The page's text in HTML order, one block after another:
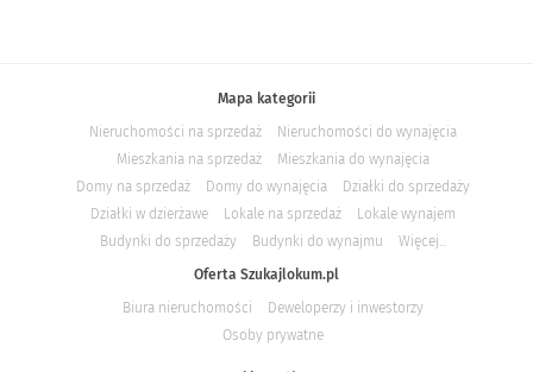
Mapa kategorii
Nieruchomości na sprzedaż
Nieruchomości do wynajęcia
Mieszkania na sprzedaż
Mieszkania do wynajęcia
Domy na sprzedaż
Domy do wynajęcia
Działki do sprzedaży
Działki w dzierżawe
Lokale na sprzedaż
Lokale wynajem
Budynki do sprzedaży
Budynki do wynajmu
Więcej...
Oferta Szukajlokum.pl
Biura nieruchomości
Deweloperzy i inwestorzy
Osoby prywatne